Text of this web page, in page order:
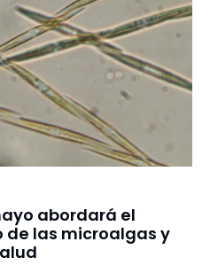
abordará el
las microalgas y